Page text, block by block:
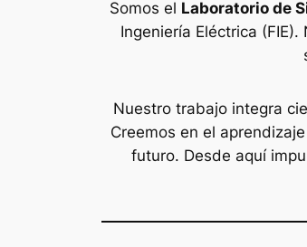
Somos el Laboratorio de
Ingeniería Eléctrica
Nuestro trabajo integra
Creemos en el
futuro. Desde aquí